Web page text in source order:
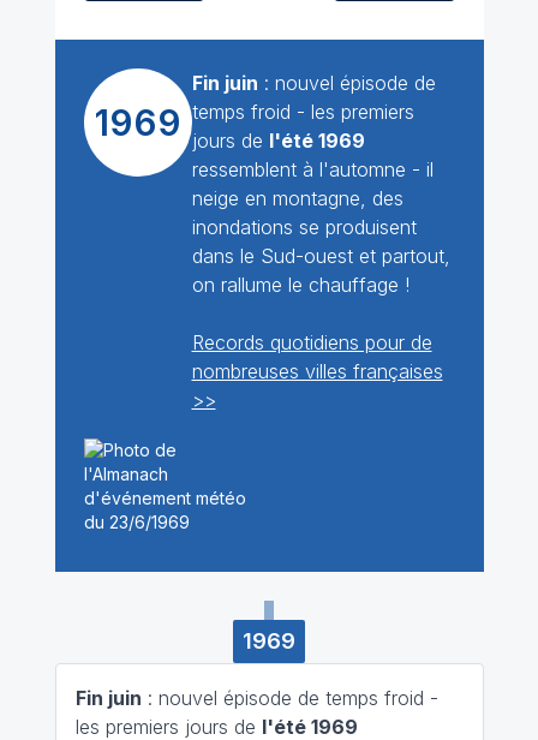
1969
Fin juin : nouvel épisode de
temps froid - les premiers
jours de l'été 1969
ressemblent à l'automne - il
neige en montagne, des
inondations se produisent
dans le Sud-ouest et partout,
on rallume le chauffage !
Records quotidiens pour de
nombreuses villes françaises
>>
1969
Fin juin : nouvel épisode de temps froid -
les premiers jours de l'été 1969